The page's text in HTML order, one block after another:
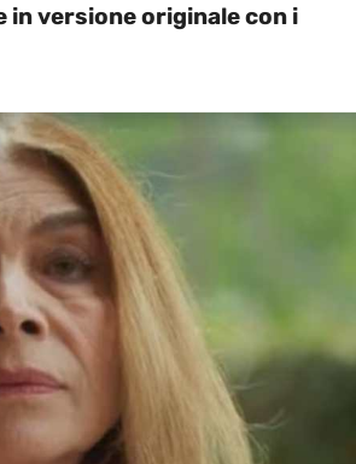
in versione originale con i